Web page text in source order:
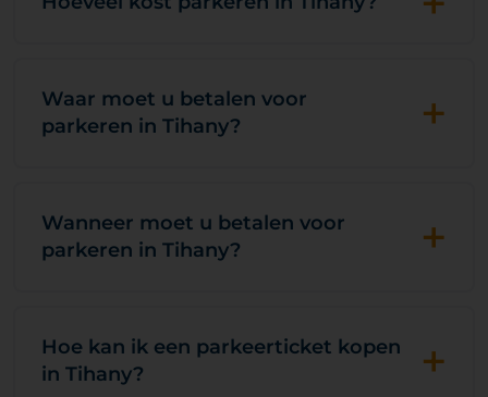
Waar moet u betalen voor
parkeren in Tihany?
+
Wanneer moet u betalen voor
parkeren in Tihany?
+
Hoe kan ik een parkeerticket kopen
in Tihany?
+